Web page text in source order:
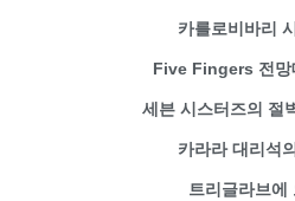
카를로비바리
Five Fingers 전망
세븐 시스터즈의 절
카라라 대리석
트리글라브에